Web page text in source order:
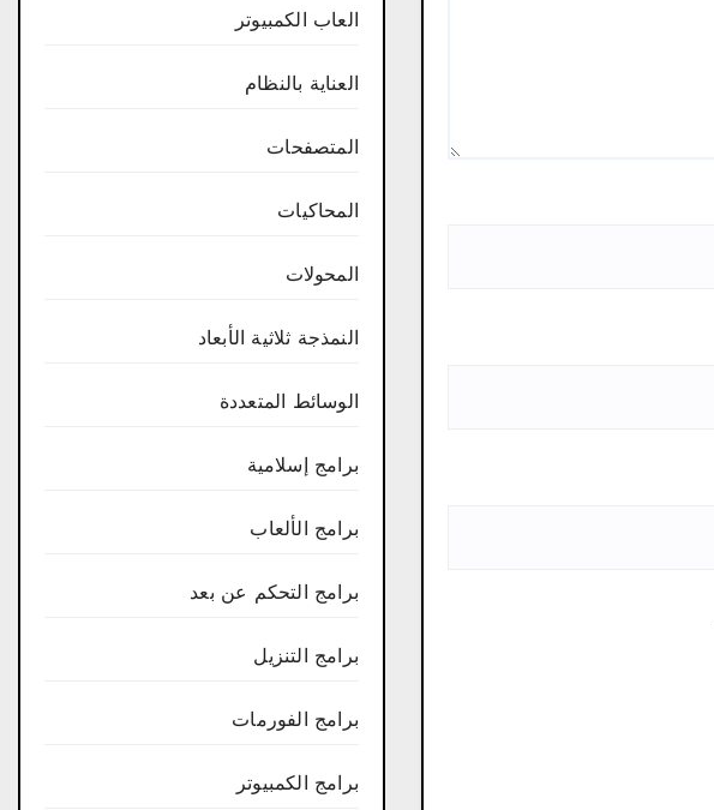
العاب الكمبيوتر
العناية بالنظام
المتصفحات
المحاكيات
المحولات
النمذجة ثلاثية الأبعاد
الوسائط المتعددة
برامج إسلامية
برامج الألعاب
برامج التحكم عن بعد
برامج التنزيل
برامج الفورمات
برامج الكمبيوتر